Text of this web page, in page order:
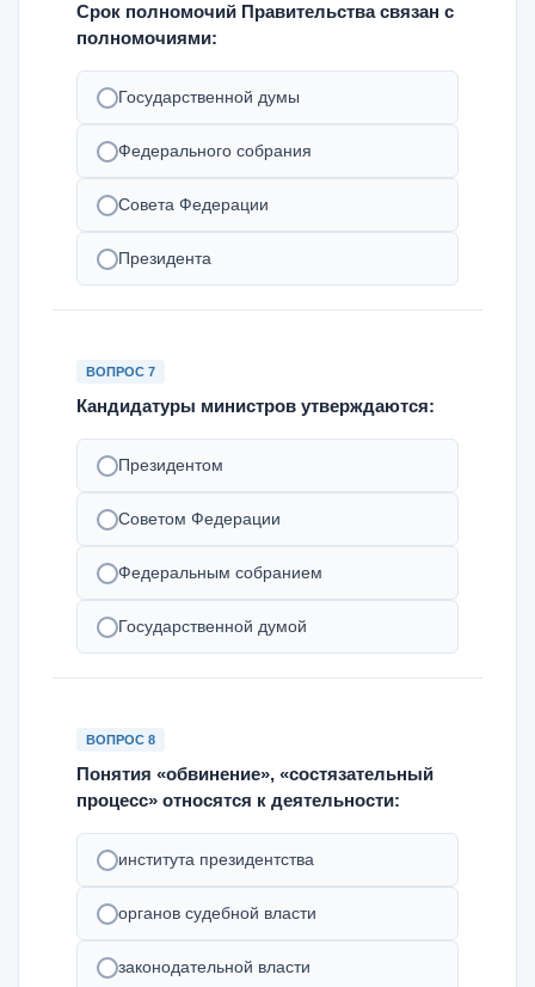
Срок полномочий Правительства связан с
полномочиями:
Государственной думы
Федерального собрания
Совета Федерации
Президента
ВОПРОС 7
Кандидатуры министров утверждаются:
Президентом
Советом Федерации
Федеральным собранием
Государственной думой
ВОПРОС 8
Понятия «обвинение», «состязательный
процесс» относятся к деятельности:
института президентства
органов судебной власти
законодательной власти